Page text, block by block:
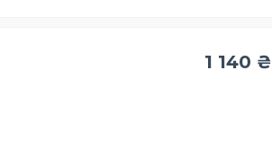
1 140 ₴